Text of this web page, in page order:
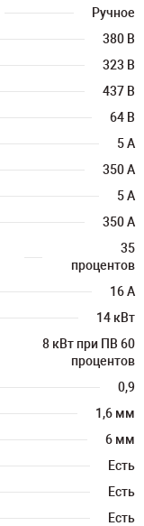
Ручное
380 В
323 В
437 В
64 В
5 А
350 А
5 А
350 А
35
процентов
16 А
14 кВт
8 кВт при ПВ 60
процентов
0,9
1,6 мм
6 мм
Есть
Есть
Есть